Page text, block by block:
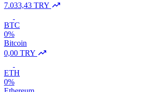
7.033,43 TRY
BTC
0%
Bitcoin
0,00 TRY
ETH
0%